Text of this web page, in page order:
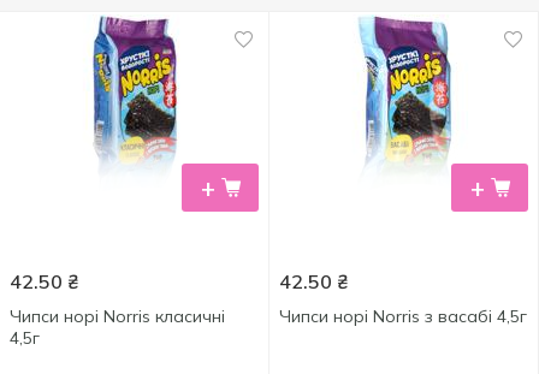
+
42.50 ₴
Чипси норі Norris класичні
4,5г
+
42.50 ₴
Чипси норі Norris з васабі 4,5г